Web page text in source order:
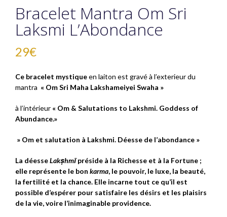
Bracelet Mantra Om Sri
Laksmi L’Abondance
29€
Ce bracelet mystiqueen laiton est gravé à l’exterieur du
mantra « Om Sri Maha Lakshameiyei Swaha »
à l’intérieur « Om & Salutations to Lakshmi. Goddess of
Abundance.»
» Om et salutation à Lakshmi. Déesse de l’abondance »
La déesseLakṣhmīpréside à la Richesse et à la Fortune ;
elle représente le bon karma, le pouvoir, le luxe, la beauté,
la fertilité et la chance. Elle incarne tout ce qu’il est
possible d’espérer pour satisfaire les désirs et les plaisirs
de la vie, voire l’inimaginable providence.